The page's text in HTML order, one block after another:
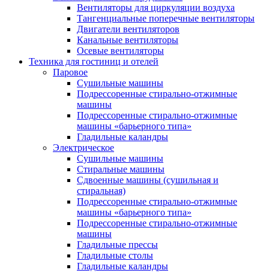
Вентиляторы для циркуляции воздуха
Тангенциальные поперечные вентиляторы
Двигатели вентиляторов
Канальные вентиляторы
Осевые вентиляторы
Техника для гостиниц и отелей
Паровое
Cушильные машины
Подрессоренные стирально-отжимные
машины
Подрессоренные стирально-отжимные
машины «барьерного типа»
Гладильные каландры
Электрическое
Сушильные машины
Стиральные машины
Сдвоенные машины (сушильная и
стиральная)
Подрессоренные стирально-отжимные
машины «барьерного типа»
Подрессоренные стирально-отжимные
машины
Гладильные прессы
Гладильные столы
Гладильные каландры